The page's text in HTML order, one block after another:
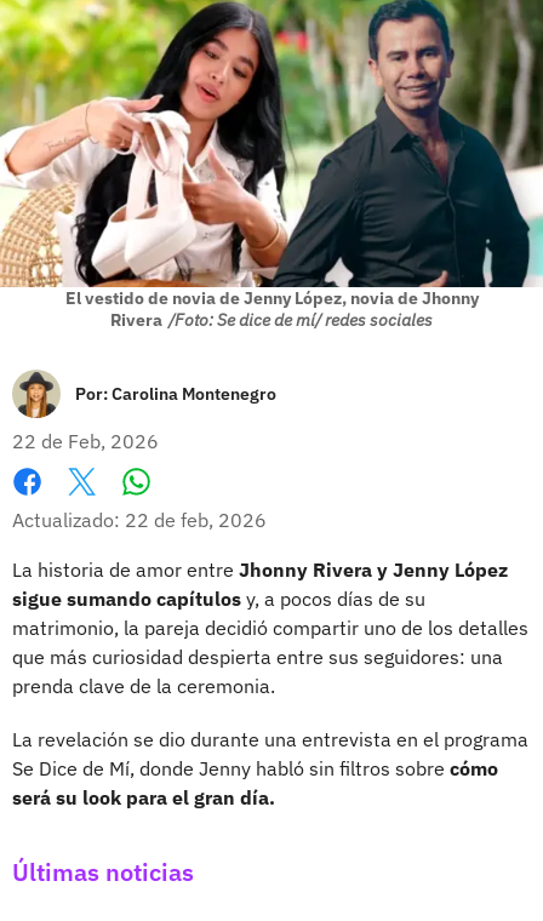
El vestido de novia de Jenny López, novia de Jhonny
Rivera /Foto: Se dice de mí/ redes sociales
Por:Carolina Montenegro
22 de Feb, 2026
Facebook
X
Actualizado: 22 de feb, 2026
La historia de amor entre Jhonny Rivera y Jenny López
sigue sumando capítulos y, a pocos días de su
matrimonio, la pareja decidió compartir uno de los detalles
que más curiosidad despierta entre sus seguidores: una
prenda clave de la ceremonia.
La revelación se dio durante una entrevista en el programa
Se Dice de Mí, donde Jenny habló sin filtros sobre cómo
será su look para el gran día.
Últimas noticias